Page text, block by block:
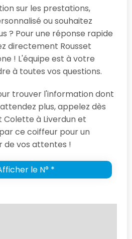
sur les prestations,
ou souhaitez
? Pour une réponse rapide
directement Rousset
! L'équipe est à votre
à toutes vos questions.
trouver l'information dont
plus, appelez dès
Colette à Liverdun et
ce coiffeur pour un
de vos attentes !
le N° *